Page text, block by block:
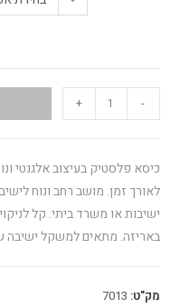
-
+
כיסא פלסטיק בעיצוב אלגנטי
לאורך זמן. מושב רחב ונוח
ישיבות או משרד ביתי. קל
באריזה. מתאים למשקל ישיבה של עד
מק"ט: 7013